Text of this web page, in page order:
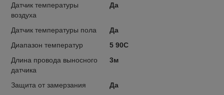
Датчик температуры
воздуха
Да
Датчик температуры пола
Да
Диапазон температур
5 90C
Длина провода выносного
датчика
3м
Защита от замерзания
Да